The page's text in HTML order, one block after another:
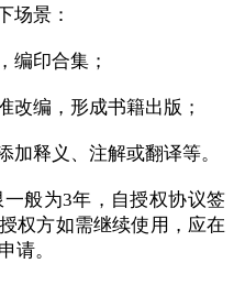
场景：
编印合集；
改编，形成书籍出版；
加释义、注解或翻译等。
般为3年，自授权协议签
权方如需继续使用，应在
请。